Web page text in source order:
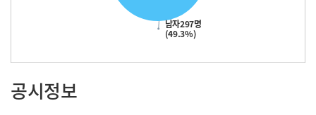
남자297명
(49.3%)
공시정보